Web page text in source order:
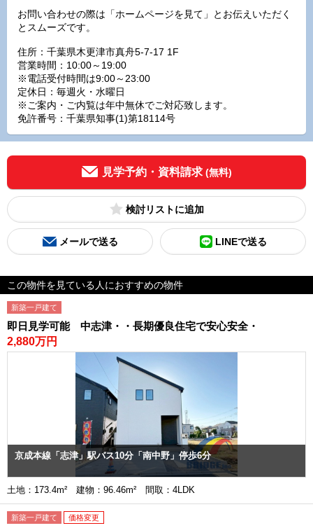
お問い合わせの際は「ホームページを見て」とお伝えいただく
とスムーズです。
住所：千葉県木更津市真舟5-7-17 1F
営業時間：10:00～19:00
※電話受付時間は9:00～23:00
定休日：毎週火・水曜日
※ご案内・ご内覧は年中無休でご対応致します。
免許番号：千葉県知事(1)第18114号
見学予約・資料請求 (無料)
検討リスト
メールで送る LINEで送る
この物件を見ている人におすすめの物件
新築一戸建て
即日見学可能 中志津・・長期優良住宅で安心安全・
2,880万円
京成本線「志津」駅バス10分「南中野」停歩6分
土地：173.4m² 建物：96.46m² 間取：4LDK
新築一戸建て 価格変更